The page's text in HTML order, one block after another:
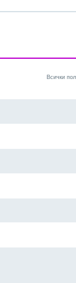
Всички